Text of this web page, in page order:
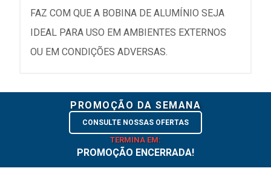
FAZ COM QUE A BOBINA DE ALUMÍNIO SEJA
IDEAL PARA USO EM AMBIENTES EXTERNOS
OU EM CONDIÇÕES ADVERSAS.
PROMOÇÃO DA SEMANA
CONSULTE NOSSAS OFERTAS
TERMINA EM:
PROMOÇÃO ENCERRADA!